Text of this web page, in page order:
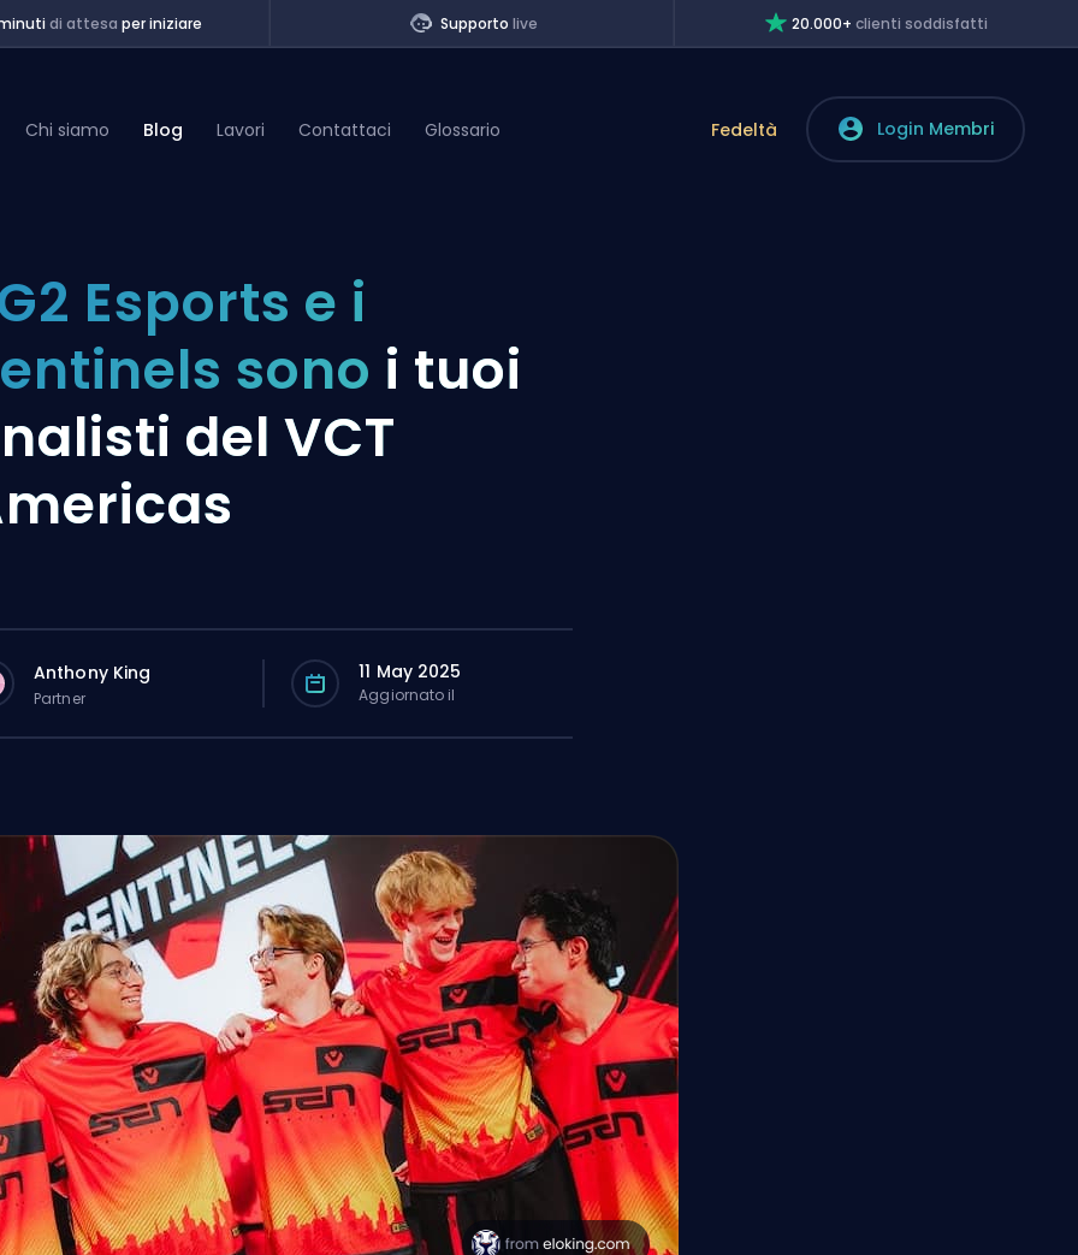
di attesa per iniziare Supporto live 20.000+clienti soddisfatti
Chi siamo Blog Lavori Contattaci Glossario Fedeltà Login Membri
Esports e i
sono i tuoi
del VCT
Anthony King
Partner
11 May 2025
Aggiornato il